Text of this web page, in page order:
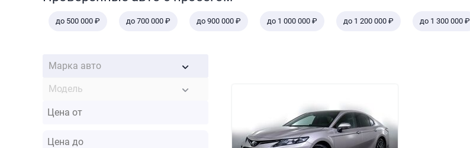
до 500 000 ₽ до 700 000 ₽ до 900 000 ₽ до 1 000 000 ₽ до 1 200 000 ₽ до 1 300 000 ₽
Марка авто
Модель